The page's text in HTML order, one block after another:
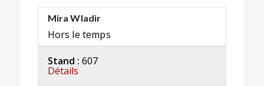
Mira Wladir
Hors le temps
Stand : 607
Détails